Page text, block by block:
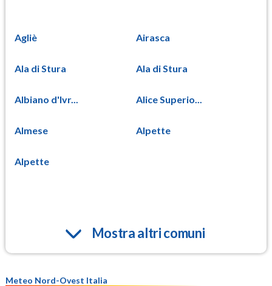
Agliè Airasca
Ala di Stura Ala di Stura
Albiano d'Ivr... Alice Superio...
Almese Alpette
Alpette
Mostra altri comuni
Meteo Nord-Ovest Italia